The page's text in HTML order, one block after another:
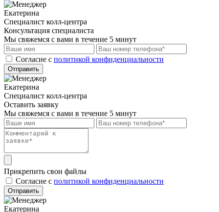
Екатерина
Специалист колл-центра
Консультация специалиста
Мы свяжемся с вами в течение 5 минут
Cогласие с политикой конфиденциальности
Отправить
Екатерина
Специалист колл-центра
Оставить заявку
Мы свяжемся с вами в течение 5 минут
Прикрепить свои файлы
Cогласие с политикой конфиденциальности
Отправить
Екатерина